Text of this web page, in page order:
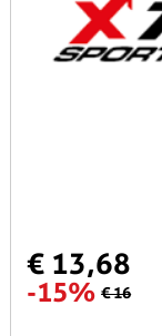
€ 13,68
-15% € 16